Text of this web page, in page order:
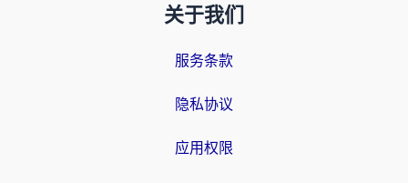
关于我们
服务条款
隐私协议
应用权限